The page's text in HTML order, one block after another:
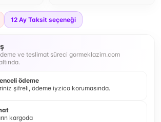
12 Ay Taksit seçeneği
ve teslimat süreci gormeklazim.com
ödeme
şifreli, ödeme iyzico korumasında.
kargoda